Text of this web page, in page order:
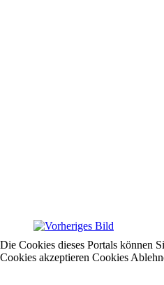
Die Cookies dieses Portals können
Cookies akzeptieren Cookies